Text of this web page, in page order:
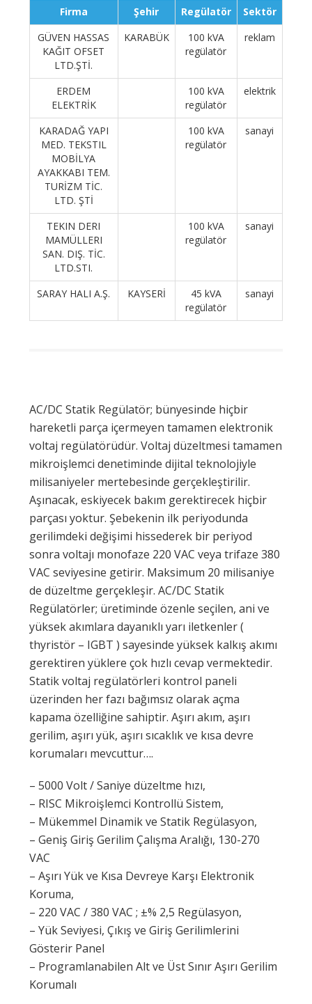
Firma Şehir Regülatör
Sektör
GÜVEN HASSAS
KAĞIT OFSET
LTD.ŞTİ.
KARABÜK
100 kVA
regülatör
reklam
ERDEM
ELEKTRİK
100 kVA
regülatör
elektrik
KARADAĞ YAPI
MED. TEKSTIL
MOBİLYA
AYAKKABI TEM.
TURİZM TİC.
LTD. ŞTİ
100 kVA
regülatör
sanayi
TEKIN DERI
MAMÜLLERI
SAN. DIŞ. TİC.
LTD.STI.
100 kVA
regülatör
sanayi
SARAY HALI A.Ş. KAYSERİ
45 kVA
regülatör
sanayi
AC/DC Statik Regülatör; bünyesinde hiçbir
hareketli parça içermeyen tamamen elektronik
voltaj regülatörüdür. Voltaj düzeltmesi tamamen
mikroişlemci denetiminde dijital teknolojiyle
milisaniyeler mertebesinde gerçekleştirilir.
Aşınacak, eskiyecek bakım gerektirecek hiçbir
parçası yoktur. Şebekenin ilk periyodunda
gerilimdeki değişimi hissederek bir periyod
sonra voltajı monofaze 220 VAC veya trifaze 380
VAC seviyesine getirir. Maksimum 20 milisaniye
de düzeltme gerçekleşir. AC/DC Statik
Regülatörler; üretiminde özenle seçilen, ani ve
yüksek akımlara dayanıklı yarı iletkenler (
thyristör – IGBT ) sayesinde yüksek kalkış akımı
gerektiren yüklere çok hızlı cevap vermektedir.
Statik voltaj regülatörleri kontrol paneli
üzerinden her fazı bağımsız olarak açma
kapama özelliğine sahiptir. Aşırı akım, aşırı
gerilim, aşırı yük, aşırı sıcaklık ve kısa devre
korumaları mevcuttur….
– 5000 Volt / Saniye düzeltme hızı,
– RISC Mikroişlemci Kontrollü Sistem,
– Mükemmel Dinamik ve Statik Regülasyon,
– Geniş Giriş Gerilim Çalışma Aralığı, 130-270
VAC
– Aşırı Yük ve Kısa Devreye Karşı Elektronik
Koruma,
– 220 VAC / 380 VAC ; ±% 2,5 Regülasyon,
– Yük Seviyesi, Çıkış ve Giriş Gerilimlerini
Gösterir Panel
– Programlanabilen Alt ve Üst Sınır Aşırı Gerilim
Korumalı